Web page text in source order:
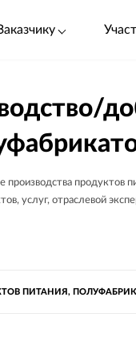
продуктов
услуг, отраслевой
ПИТАНИЯ,